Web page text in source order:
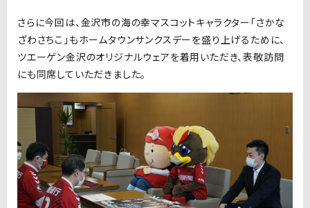
さらに今回は、金沢市の海の幸マスコットキャラクター「さかな
ざわさちこ」もホームタウンサンクスデーを盛り上げるために、
ツエーゲン金沢のオリジナルウェアを着用いただき、表敬訪問
にも同席していただきました。